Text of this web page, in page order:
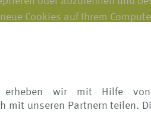
erheben wir mit Hilfe von
mit unseren Partnern teilen.
Cookies auf Ihrem
können, finden Sie auf den
werden Sie von unseren
eventuell Ihrem
bei denen ansonsten